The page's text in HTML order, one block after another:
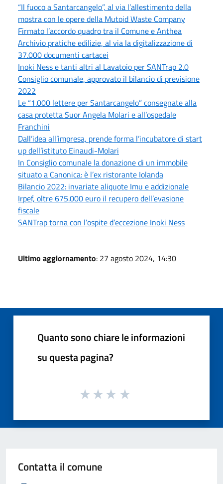
“Il fuoco a Santarcangelo”, al via l’allestimento della
mostra con le opere della Mutoid Waste Company
Firmato l’accordo quadro tra il Comune e Anthea
Archivio pratiche edilizie, al via la digitalizzazione di
37.000 documenti cartacei
Inoki Ness e tanti altri al Lavatoio per SANTrap 2.0
Consiglio comunale, approvato il bilancio di previsione
2022
Le “1.000 lettere per Santarcangelo” consegnate alla
casa protetta Suor Angela Molari e all’ospedale
Franchini
Dall’idea all’impresa, prende forma l’incubatore di start
up dell’istituto Einaudi-Molari
In Consiglio comunale la donazione di un immobile
situato a Canonica: è l’ex ristorante Iolanda
Bilancio 2022: invariate aliquote Imu e addizionale
Irpef, oltre 675.000 euro il recupero dell’evasione
fiscale
SANTrap torna con l’ospite d’eccezione Inoki Ness
Ultimo aggiornamento: 27 agosto 2024, 14:30
Quanto sono chiare le informazioni
su questa pagina?
Contatta il comune